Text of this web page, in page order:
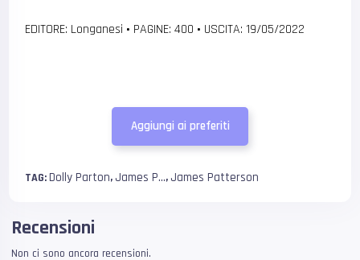
EDITORE: Longanesi • PAGINE: 400 • USCITA: 19/05/2022
Aggiungi ai preferiti
TAG:Dolly Parton, James P..., James Patterson
Recensioni
Non ci sono ancora recensioni.